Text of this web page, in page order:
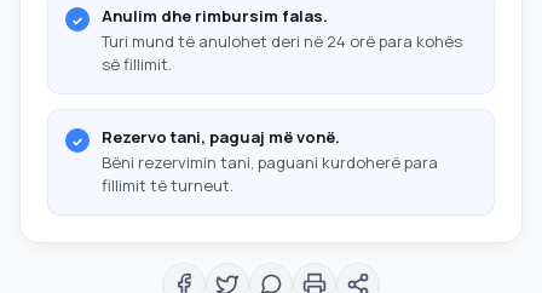
Anulim dhe rimbursim falas.
Turi mund të anulohet deri në 24 orë para kohës
së fillimit.
Rezervo tani, paguaj më vonë.
Bëni rezervimin tani, paguani kurdoherë para
fillimit të turneut.